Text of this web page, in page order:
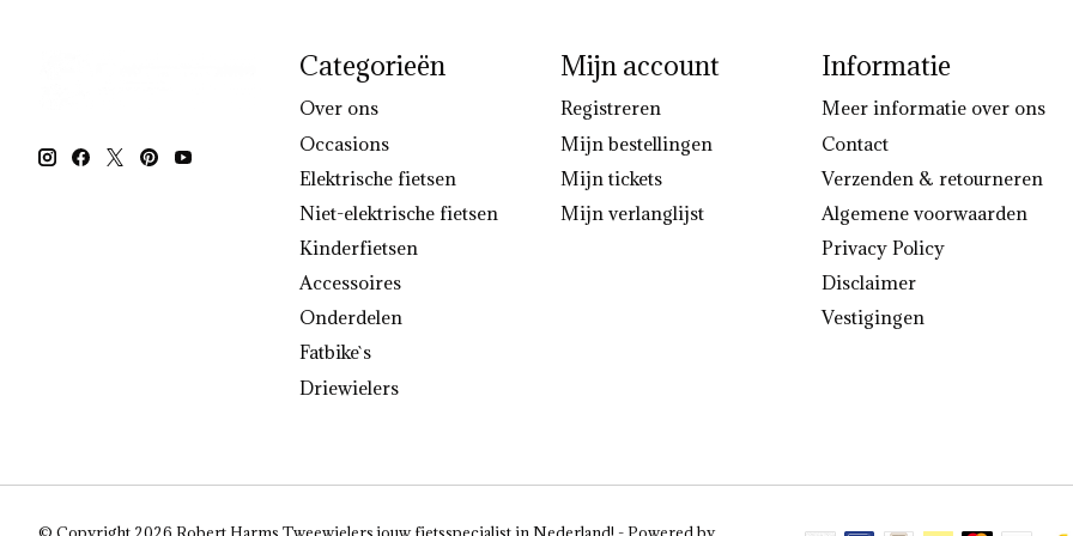
Categorieën
Over ons
Occasions
Elektrische fietsen
Niet-elektrische fietsen
Kinderfietsen
Accessoires
Onderdelen
Fatbike`s
Driewielers
Mijn account
Registreren
Mijn bestellingen
Mijn tickets
Mijn verlanglijst
Informatie
Meer informatie over ons
Contact
Verzenden & retourneren
Algemene voorwaarden
Privacy Policy
Disclaimer
Vestigingen